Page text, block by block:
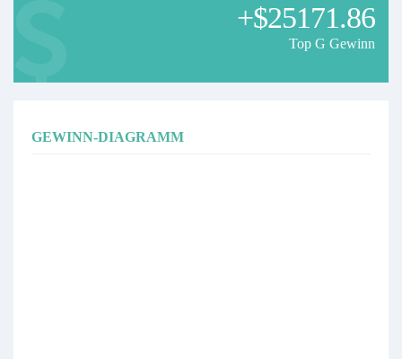
+$25171.86
Top G Gewinn
GEWINN-DIAGRAMM